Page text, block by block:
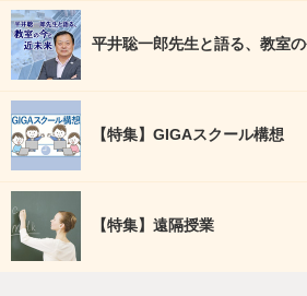
平井聡一郎先生と語る、教室
【特集】GIGAスクール構想
【特集】遠隔授業